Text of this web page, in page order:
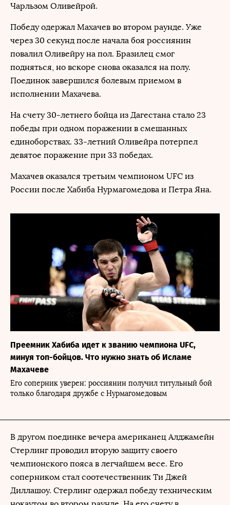
Чарльзом Оливейрой.
Победу одержал Махачев во втором раунде. Уже
через 30 секунд после начала боя россиянин
повалил Оливейру на пол. Бразилец смог
подняться, но вскоре снова оказался на полу.
Поединок завершился болевым приемом в
исполнении Махачева.
На счету 30-летнего бойца из Дагестана стало 23
победы при одном поражении в смешанных
единоборствах. 33-летний Оливейра потерпел
девятое поражение при 33 победах.
Махачев оказался третьим чемпионом UFC из
России после Хабиба Нурмагомедова и Петра Яна.
Преемник Хабиба идет к званию чемпиона UFC,
минуя топ-бойцов. Что нужно знать об Исламе
Махачеве
Его соперник уверен: россиянин получил титульный бой
только благодаря дружбе с Нурмагомедовым
В другом поединке вечера американец Алджамейн
Стерлинг проводил вторую защиту своего
чемпионского пояса в легчайшем весе. Его
соперником стал соотечественник Ти Джей
Диллашоу. Стерлинг одержал победу техническим